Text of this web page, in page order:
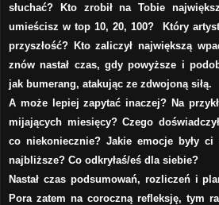
słuchać? Kto zrobił na Tobie
umieścisz w top 10, 20, 100? Który
przyszłość? Kto zaliczył największą
znów nastał czas, gdy powyższe i
jak bumerang, atakując ze zdwojoną siłą.
A może lepiej zapytać inaczej? Na
mijających miesięcy? Czego
co niekoniecznie? Jakie emocje były
najbliższe? Co odkryłaś/eś dla siebie?
Nastał czas podsumowań, rozliczeń i
Pora zatem na coroczną refleksję, tym